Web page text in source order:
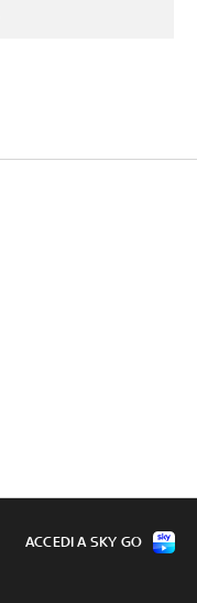
ACCEDI A SKY GO